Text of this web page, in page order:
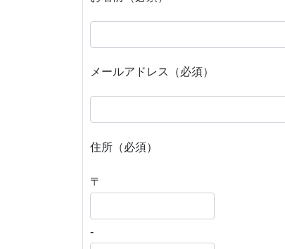
メールアドレス（必須）
住所（必須）
〒
-